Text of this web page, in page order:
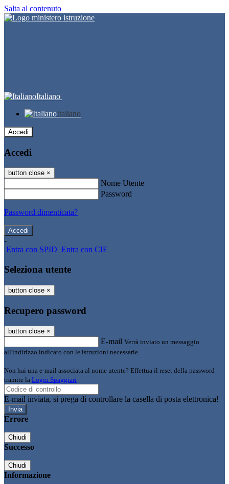
Salta al contenuto
Italiano
Italiano
Accedi
Accedi
button close ×
Nome Utente
Password
Password dimenticata?
-
Entra con SPID Entra con CIE
Seleziona utente
button close ×
Recupero password
button close ×
E-mail Verrà inviato un messaggio
all'indirizzo indicato con le istruzioni necessarie.
Non hai una e-mail associata al nome utente? Effettua il reset della password
tramite la Login Spaggiari
E-mail inviata, si prega di controllare la casella di posta elettronica!
Errore
Chiudi
Successo
Chiudi
Informazione